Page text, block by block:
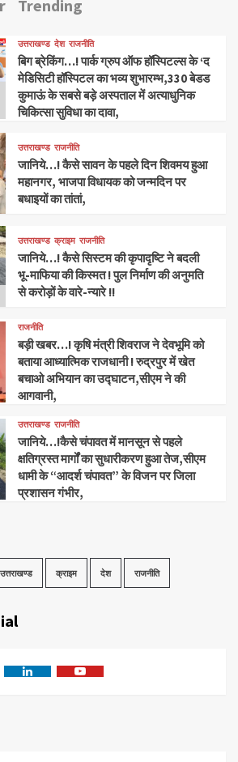
Trending
उत्तराखण्ड देश राजनीति
बिग ब्रेकिंग…! पार्क ग्रुप ऑफ हॉस्पिटल्स के ‘द
मेडिसिटी हॉस्पिटल का भव्य शुभारम्भ,330 बेडड
कुमाऊं के सबसे बड़े अस्पताल में अत्याधुनिक
चिकित्सा सुविधा का दावा,
उत्तराखण्ड राजनीति
जानिये…! कैसे सावन के पहले दिन शिवमय हुआ
महानगर, भाजपा विधायक को जन्मदिन पर
बधाइयों का तांतां,
उत्तराखण्ड क्राइम राजनीति
जानिये…! कैसे सिस्टम की कृपादृष्टि ने बदली
भू-माफिया की किस्मत ! पुल निर्माण की अनुमति
से करोड़ों के वारे-न्यारे !!
राजनीति
बड़ी खबर…! कृषि मंत्री शिवराज ने देवभूमि को
बताया आध्यात्मिक राजधानी ! रुद्रपुर में खेत
बचाओ अभियान का उद्घाटन,सीएम ने की
आगवानी,
उत्तराखण्ड राजनीति
जानिये…!कैसे चंपावत में मानसून से पहले
क्षतिग्रस्त मार्गों का सुधारीकरण हुआ तेज,सीएम
धामी के “आदर्श चंपावत” के विजन पर जिला
प्रशासन गंभीर,
उत्तराखण्ड क्राइम देश राजनीति